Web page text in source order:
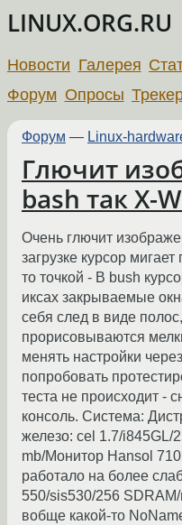
LINUX.ORG.RU
Новости Галерея
Форум Опросы
Форум — Linux-
Глючит
bash так X-
Очень глючит
загрузке курсор
то точкой - В bush
иксах закрываемые
себя след в виде
прорисовываются
менять настройки
попробовать
теста не происходит -
консоль. Система:
железо: cel 1.7/i845GL/
mb/Монитор Hansol
работало на более
550/sis530/256
вобще какой-то